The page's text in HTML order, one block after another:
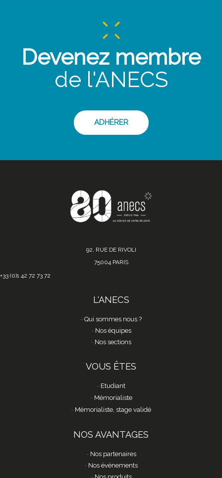
Devenez membre
de l'ANECS
ADHÉRER
92, RUE DE RIVOLI
75004 PARIS
+33 (0)1 42 72 73 72
L'ANECS
Qui sommes nous ?
Nos équipes
Nos sections
VOUS ÊTES
Etudiant
Mémorialiste
Mémorialiste, stage validé
NOS AVANTAGES
Nos partenaires
Nos événements